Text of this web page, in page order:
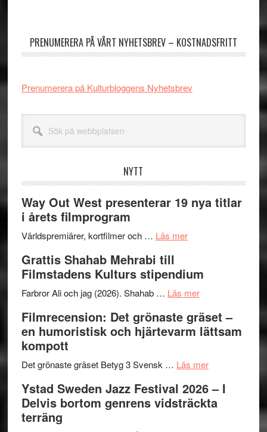
PRENUMERERA PÅ VÅRT NYHETSBREV – KOSTNADSFRITT
Prenumerera på Kulturbloggens Nyhetsbrev
webbplatsen
NYTT
Way Out West presenterar 19 nya titlar
i årets filmprogram
Världspremiärer, kortfilmer och … Läs merom
West
presenterar
nya
titlar
årets
Grattis Shahab Mehrabi till
Filmstadens Kulturs stipendium
Farbror Ali och jag (2026). Shahab … Läs merom
Shahab
Mehrabi
Filmstadens
stipendium
Filmrecension: Det grönaste gräset –
en humoristisk och hjärtevarm lättsam
kompott
Det grönaste gräset Betyg 3 Svensk … Läs merom
Det
grönaste
Ystad Sweden Jazz Festival 2026 – I
Delvis bortom genrens vidsträckta
terräng